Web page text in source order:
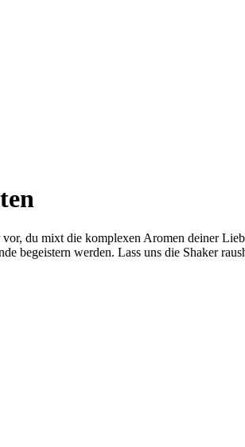
du mixt die komplexen Aromen deiner
begeistern werden. Lass uns die Shaker